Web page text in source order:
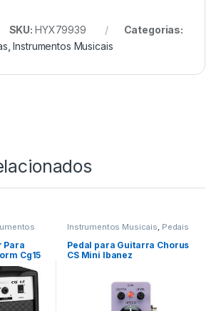
SKU: HYX79939
Categorias:
,Instrumentos Musicais
Para
Cg15
Instrumentos Musicais, Pedais
Pedal para Guitarra Chorus
CS Mini Ibanez